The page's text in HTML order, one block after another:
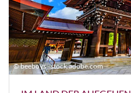
© beeboys - stock.adobe.com